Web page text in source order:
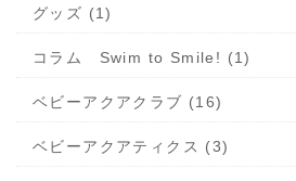
グッズ (1)
コラム Swim to Smile! (1)
ベビーアクアクラブ (16)
ベビーアクアティクス (3)